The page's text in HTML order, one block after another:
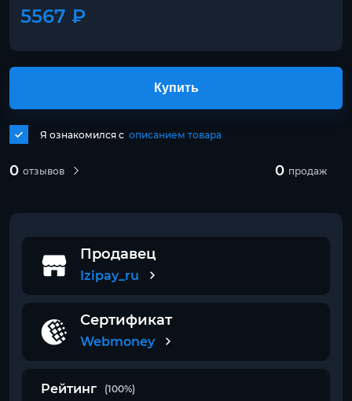
5567 ₽
0 отзывов 0 продаж
Я ознакомился с описанием товара
Купить
Продавец
Izipay_ru
Сертификат
Webmoney
Рейтинг (100%)